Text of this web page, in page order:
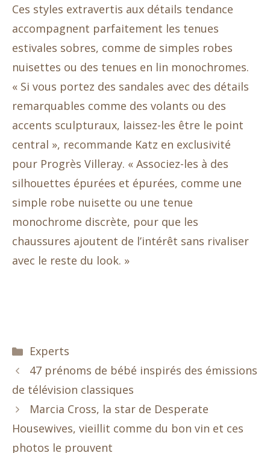
Ces styles extravertis aux détails tendance
accompagnent parfaitement les tenues
estivales sobres, comme de simples robes
nuisettes ou des tenues en lin monochromes.
« Si vous portez des sandales avec des détails
remarquables comme des volants ou des
accents sculpturaux, laissez-les être le point
central », recommande Katz en exclusivité
pour Progrès Villeray. « Associez-les à des
silhouettes épurées et épurées, comme une
simple robe nuisette ou une tenue
monochrome discrète, pour que les
chaussures ajoutent de l’intérêt sans rivaliser
avec le reste du look. »
Catégories
Experts
47 prénoms de bébé inspirés des émissions
de télévision classiques
Marcia Cross, la star de Desperate
Housewives, vieillit comme du bon vin et ces
photos le prouvent